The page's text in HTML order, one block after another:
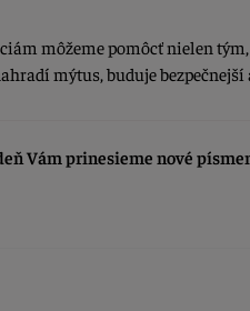
môžeme pomôcť nielen
mýtus, buduje
Vám prinesieme nové